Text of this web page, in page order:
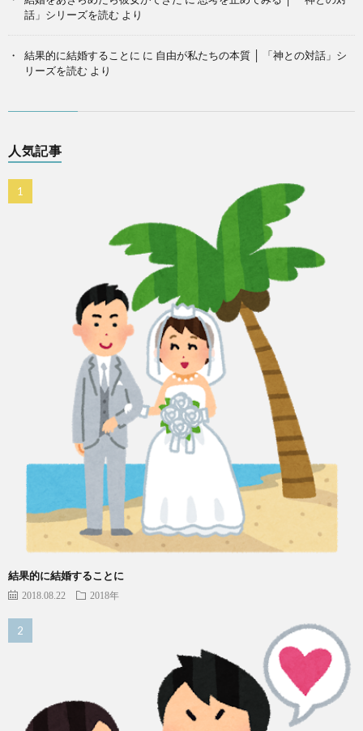
話」シリーズを読む より
結果的に結婚することに に 自由が私たちの本質 │ 「神との対話」シ
リーズを読む より
人気記事
結果的に結婚することに
2018.08.22 2018年